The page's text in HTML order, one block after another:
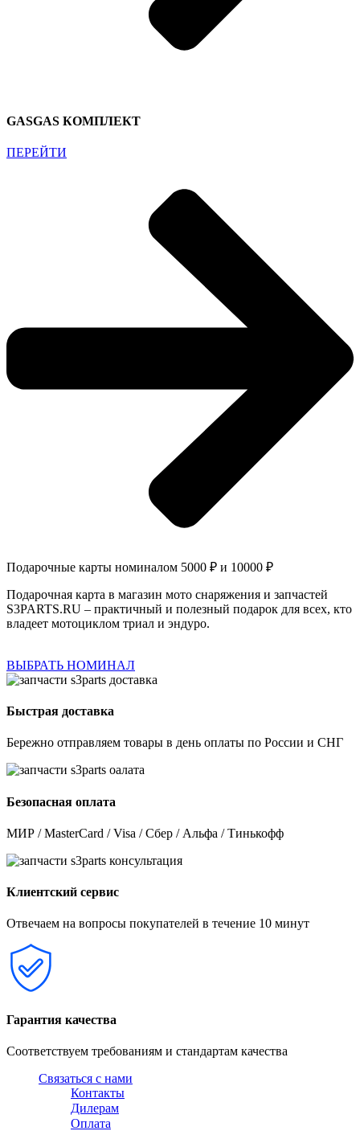
GASGAS КОМПЛЕКТ
ПЕРЕЙТИ
Подарочные карты номиналом 5000 ₽ и 10000 ₽
Подарочная карта в магазин мото снаряжения и запчастей
S3PARTS.RU – практичный и полезный подарок для всех, кто
владеет мотоциклом триал и эндуро.
ВЫБРАТЬ НОМИНАЛ
Быстрая доставка
Бережно отправляем товары в день оплаты по России и СНГ
Безопасная оплата
МИР / MasterCard / Visa / Сбер / Альфа / Тинькофф
Клиентский сервис
Отвечаем на вопросы покупателей в течение 10 минут
Гарантия качества
Соответствуем требованиям и стандартам качества
Связаться с нами
Контакты
Дилерам
Оплата